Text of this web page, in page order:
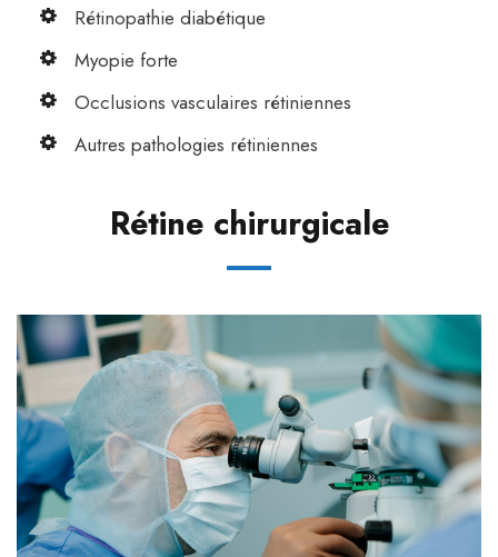
Rétinopathie diabétique
Myopie forte
Occlusions vasculaires rétiniennes
Autres pathologies rétiniennes
Rétine chirurgicale